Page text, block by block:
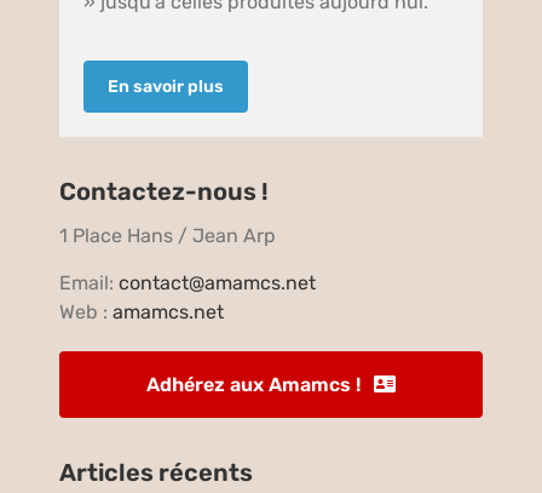
En savoir plus
Contactez-nous !
1 Place Hans / Jean Arp
Email:contact@amamcs.net
Web :amamcs.net
Adhérez aux Amamcs !
Articles récents